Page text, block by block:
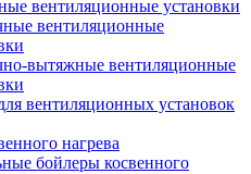
вентиляционные установки
вентиляционные
вытяжные вентиляционные
вентиляционных установок
нагрева
бойлеры косвенного